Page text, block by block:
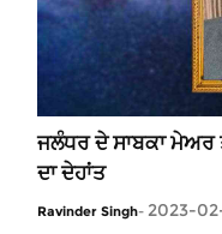
ਜਲੰਧਰ ਦੇ ਸਾਬਕਾ ਮੇਅਰ
ਦਾ ਦੇਹਾਂਤ
Ravinder Singh- 2023-